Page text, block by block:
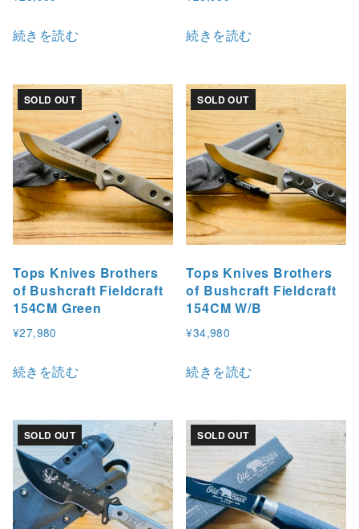
続きを読む 続きを読む
SOLD OUT
Tops Knives Brothers
of Bushcraft Fieldcraft
154CM Green
¥27,980
続きを読む
SOLD OUT
Tops Knives Brothers
of Bushcraft Fieldcraft
154CM W/B
¥34,980
続きを読む
SOLD OUT SOLD OUT